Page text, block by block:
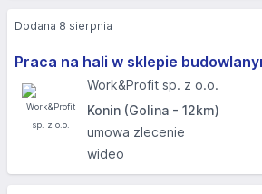
Praca na hali w sklepie
Work&Profit sp. z o.o.
Konin (Golina - 12km)
umowa zlecenie
wideo
Dodana 8 sierpnia